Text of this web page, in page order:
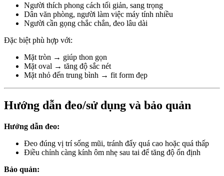
Người thích phong cách tối giản, sang trọng
Dân văn phòng, người làm việc máy tính nhiều
Người cần gọng chắc chắn, đeo lâu dài
Đặc biệt phù hợp với:
Mặt tròn → giúp thon gọn
Mặt oval → tăng độ sắc nét
Mặt nhỏ đến trung bình → fit form đẹp
Hướng dẫn đeo/sử dụng và bảo quản
Hướng dẫn đeo:
Đeo đúng vị trí sống mũi, tránh đẩy quá cao hoặc quá thấp
Điều chỉnh càng kính ôm nhẹ sau tai để tăng độ ổn định
Bảo quản: